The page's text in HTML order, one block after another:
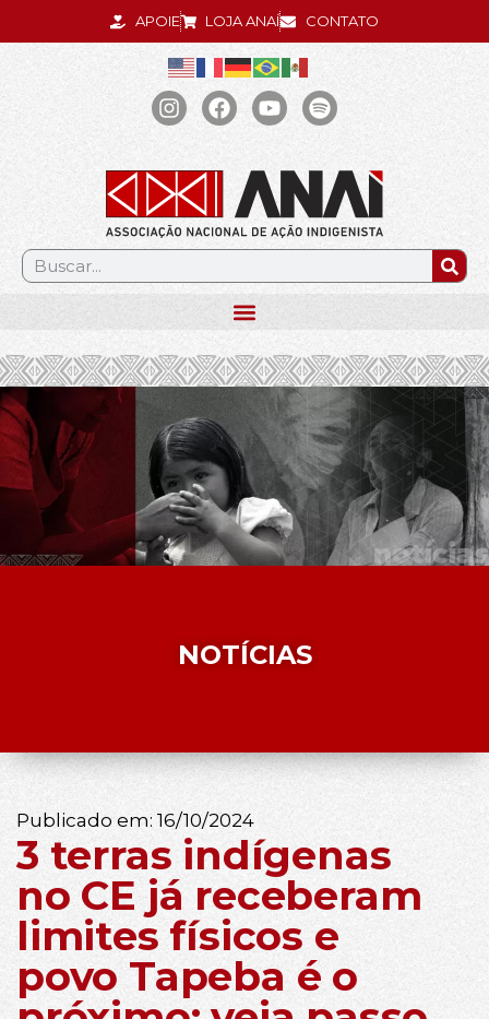
APOIE LOJA ANAÍ CONTATO
.
NOTÍCIAS
Publicado em: 16/10/2024
3 terras indígenas
no CE já receberam
limites físicos e
povo Tapeba é o